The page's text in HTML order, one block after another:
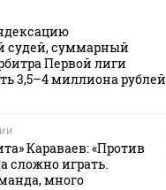
судей, суммарный
Первой лиги
3,5–4 миллиона рублей
Караваев: «Против
сложно играть.
много